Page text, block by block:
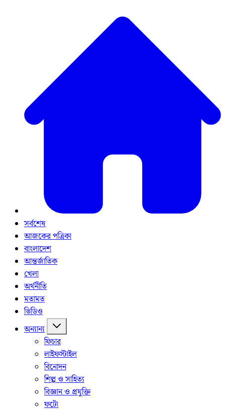
সর্বশেষ
আজকের পত্রিকা
বাংলাদেশ
আন্তর্জাতিক
খেলা
অর্থনীতি
মতামত
ভিডিও
অন্যান্য
ফিচার
লাইফস্টাইল
বিনোদন
শিল্প ও সাহিত্য
বিজ্ঞান ও প্রযুক্তি
ফটো